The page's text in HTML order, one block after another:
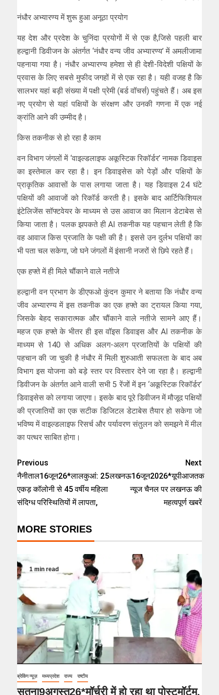
नंधौर अभ्यारण्य में शुरू हुआ अनूठा प्रयोग
यह देश और प्रदेश के चुनिंदा प्रयोगों में से एक है,जिसे पहली बार
हल्द्वानी डिवीजन के अंतर्गत ‘नंधौर वन्य जीव अभ्यारण्य’ में अमलीजामा
पहनाया गया है। नंधौर अभ्यारण्य हमेशा से ही देशी-विदेशी पक्षियों के
प्रवास के लिए सबसे मुफीद जगहों में से एक रहा है। यही वजह है कि
सालभर यहां बड़ी संख्या में पक्षी प्रेमी (बर्ड वॉचर्स) पहुंचते हैं। अब इस
नए प्रयोग से यहां पक्षियों के संरक्षण और उनकी गणना में एक नई
क्रांति आने की उम्मीद है।
किस तकनीक से हो रहा है काम
वन विभाग जंगलों में ‘वाइल्डलाइफ अकूस्टिक रिकॉर्डर’ नामक डिवाइस
का इस्तेमाल कर रहा है। इन डिवाइसेस को पेड़ों और पक्षियों के
प्राकृतिक आवासों के पास लगाया जाता है। यह डिवाइस 24 घंटे
पक्षियों की आवाजों को रिकॉर्ड करती है। इसके बाद आर्टिफिशियल
इंटेलिजेंस सॉफ्टवेयर के माध्यम से उस आवाज का मिलान डेटाबेस से
किया जाता है। पलक झपकते ही AI तकनीक यह पहचान लेती है कि
वह आवाज किस प्रजाति के पक्षी की है। इससे उन दुर्लभ पक्षियों का
भी पता चल सकेगा, जो घने जंगलों में इंसानी नजरों से छिपे रहते हैं।
एक हफ्ते में ही मिले चौंकाने वाले नतीजे
हल्द्वानी वन प्रभाग के डीएफओ कुंदन कुमार ने बताया कि नंधौर वन्य
जीव अभ्यारण्य में इस तकनीक का एक हफ्ते का ट्रायल किया गया,
जिसके बेहद सकारात्मक और चौंकाने वाले नतीजे सामने आए हैं।
महज एक हफ्ते के भीतर ही इस वॉइस डिवाइस और AI तकनीक के
माध्यम से 140 से अधिक अलग-अलग प्रजातियों के पक्षियों की
पहचान की जा चुकी है नंधौर में मिली शुरुआती सफलता के बाद अब
विभाग इस योजना को बड़े स्तर पर विस्तार देने जा रहा है। हल्द्वानी
डिवीजन के अंतर्गत आने वाली सभी 5 रेंजों में इन ‘अकूस्टिक रिकॉर्डर’
डिवाइसेस को लगाया जाएगा। इसके बाद पूरे डिवीजन में मौजूद पक्षियों
की प्रजातियों का एक सटीक डिजिटल डेटाबेस तैयार हो सकेगा जो
भविष्य में वाइल्डलाइफ रिसर्च और पर्यावरण संतुलन को समझने में मील
का पत्थर साबित होगा।
Previous
नैनीताल16जून26*लालकुआं: 25
एकड़ कॉलोनी से 45 वर्षीय महिला
संदिग्ध परिस्थितियों में लापता,
Next
लखनऊ16जून2026*यूपीआजतक
न्यूज चैनल पर लखनऊ की
महत्वपूर्ण खबरें
MORE STORIES
1 min read
ब्रेकिंग न्यूज़ मध्यप्रदेश राज्य राष्टीय
सतना9अगस्त26*मॉर्चुरी में हो रहा था पोस्टमॉर्टम,